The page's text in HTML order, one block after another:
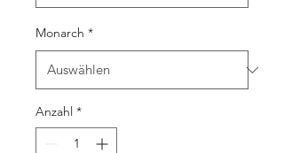
Monarch *
Anzahl *